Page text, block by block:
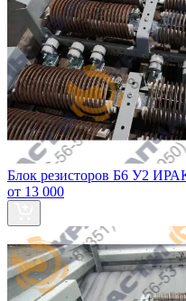
Блок резисторов Б6 У2
от 13 000